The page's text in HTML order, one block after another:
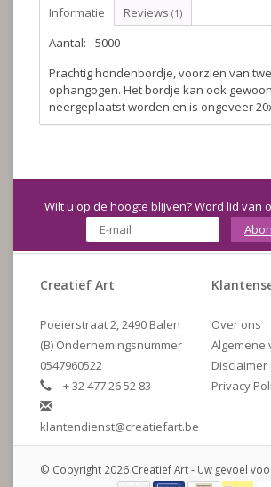
Informatie Reviews (1)
Aantal:
5000
Prachtig hondenbordje, voorzien van
ophangogen. Het bordje kan ook gewoon
neergeplaatst worden en is ongeveer
Wilt u op de hoogte blijven? Word lid van
Creatief Art
Poeierstraat 2, 2490 Balen
(B) Ondernemingsnummer
0547960522
+ 32 477 26 52 83
klantendienst@creatiefart.be
Over ons
Algemene
Disclaimer
Privacy
© Copyright 2026 Creatief Art - Uw gevoel